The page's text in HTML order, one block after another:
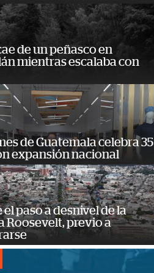
de un peñasco en
mientras escalaba con
de Guatemala celebra 35
expansión nacional
el paso a desnivel de la
Roosevelt, previo a